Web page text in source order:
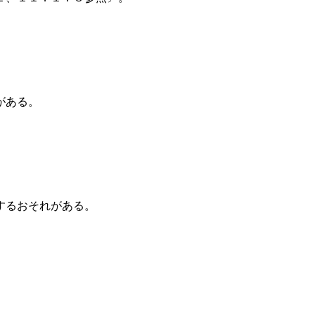
る。
おそれがある。